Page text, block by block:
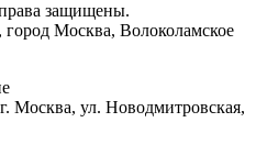
защищены.
Москва, Волоколамское
Москва, ул. Новодмитровская,